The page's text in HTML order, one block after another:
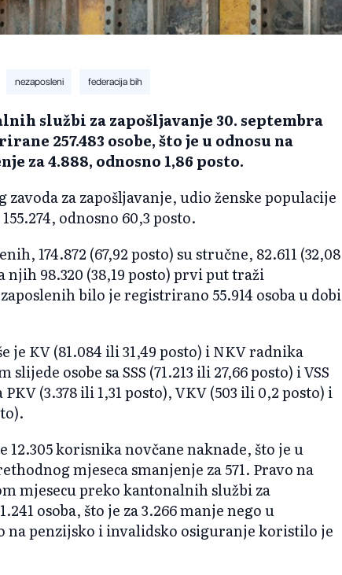
nezaposleni federacija bih
službi za zapošljavanje 30. septembra
257.483 osobe, što je u odnosu na
za 4.888, odnosno 1,86 posto.
zavoda za zapošljavanje, udio ženske populacije
odnosno 60,3 posto.
174.872 (67,92 posto) su stručne, 82.611 (32,08
njih 98.320 (38,19 posto) prvi put traži
bilo je registrirano 55.914 osoba u dobi
je KV (81.084 ili 31,49 posto) i NKV radnika
osobe sa SSS (71.213 ili 27,66 posto) i VSS
PKV (3.378 ili 1,31 posto), VKV (503 ili 0,2 posto) i
12.305 korisnika novčane naknade, što je u
mjeseca smanjenje za 571. Pravo na
mjesecu preko kantonalnih službi za
osoba, što je za 3.266 manje nego u
na penzijsko i invalidsko osiguranje koristilo je